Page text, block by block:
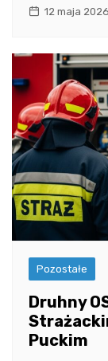
12 maja 2026
Pozostałe
Druhny
Puckim